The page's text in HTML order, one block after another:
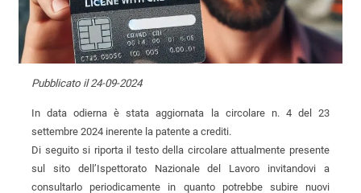
D.Lgs
81/08
Pubblicato il 24-09-2024
In data odierna è stata aggiornata la circolare n. 4 del 23
settembre 2024 inerente la patente a crediti.
Di seguito si riporta il testo della circolare attualmente presente
sul sito dell’Ispettorato Nazionale del Lavoro invitandovi a
consultarlo periodicamente in quanto potrebbe subire nuovi